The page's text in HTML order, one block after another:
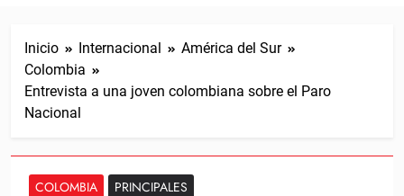
Inicio Internacional
América del Sur
Colombia
Entrevista a una joven colombiana sobre el Paro
Nacional
COLOMBIA PRINCIPALES